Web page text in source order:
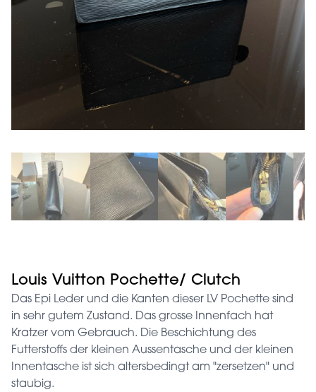
Louis Vuitton Pochette/ Clutch
Das Epi Leder und die Kanten dieser LV Pochette sind
in sehr gutem Zustand. Das grosse Innenfach hat
Kratzer vom Gebrauch. Die Beschichtung des
Futterstoffs der kleinen Aussentasche und der kleinen
Innentasche ist sich altersbedingt am "zersetzen" und
staubig.